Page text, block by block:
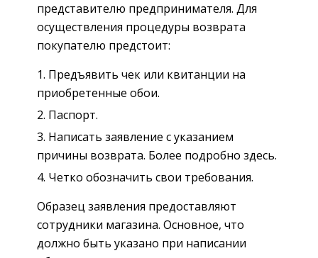
представителю предпринимателя. Для
осуществления процедуры возврата
покупателю предстоит:
Предъявить чек или квитанции на
приобретенные обои.
Паспорт.
Написать заявление с указанием
причины возврата. Более подробно здесь.
Четко обозначить свои требования.
Образец заявления предоставляют
сотрудники магазина. Основное, что
должно быть указано при написании